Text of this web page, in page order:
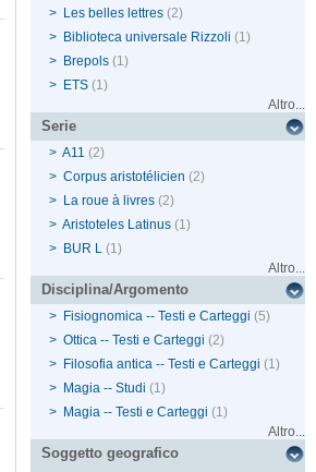
> Les belles lettres (2)
> Biblioteca universale Rizzoli (1)
> Brepols (1)
> ETS (1)
Altro...
Serie
> A11 (2)
> Corpus aristotélicien (2)
> La roue à livres (2)
> Aristoteles Latinus (1)
> BUR L (1)
Altro...
Disciplina/Argomento
> Fisiognomica -- Testi e Carteggi (5)
> Ottica -- Testi e Carteggi (2)
> Filosofia antica -- Testi e Carteggi (1)
> Magia -- Studi (1)
> Magia -- Testi e Carteggi (1)
Altro...
Soggetto geografico